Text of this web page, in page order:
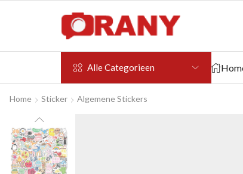
Alle Categorieen
Home Sticker Algemene Stickers